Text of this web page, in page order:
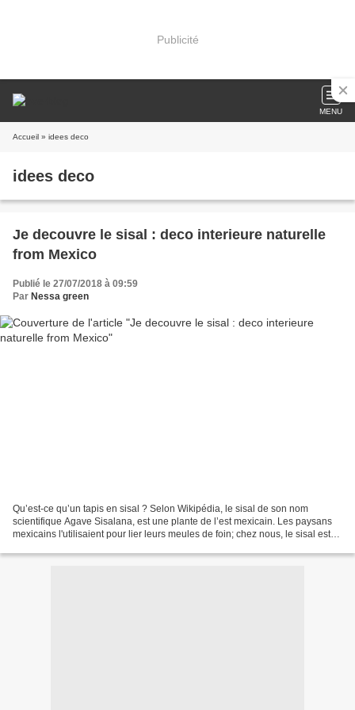
Publicité
MENU
Accueil » idees deco
idees deco
Je decouvre le sisal : deco interieure naturelle
from Mexico
Publié le 27/07/2018 à 09:59
Par Nessa green
Qu’est-ce qu’un tapis en sisal ? Selon Wikipédia, le sisal de son nom
scientifique Agave Sisalana, est une plante de l’est mexicain. Les paysans
mexicains l'utilisaient pour lier leurs meules de foin; chez nous, le sisal est